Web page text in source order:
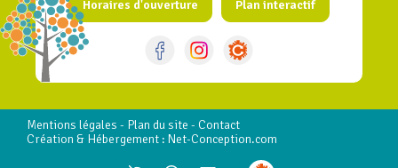
Horaires d'ouverture Plan interactif
Mentions légales - Plan du site - Contact
Création & Hébergement : Net-Conception.com